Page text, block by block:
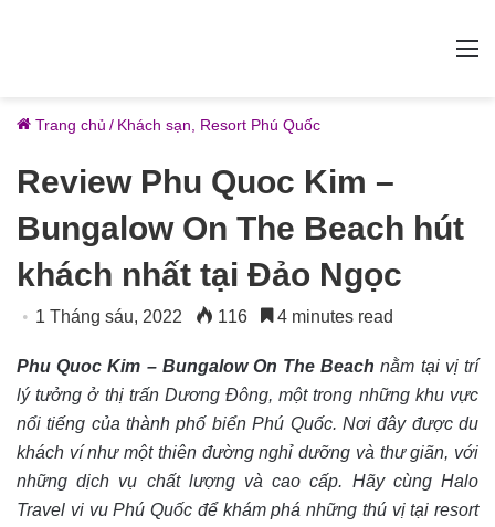
Trang chủ / Khách sạn, Resort Phú Quốc
Review Phu Quoc Kim –
Bungalow On The Beach hút
khách nhất tại Đảo Ngọc
1 Tháng sáu, 2022 116 4 minutes read
Phu Quoc Kim – Bungalow On The Beach nằm tại vị trí
lý tưởng ở thị trấn Dương Đông, một trong những khu vực
nổi tiếng của thành phố biển Phú Quốc. Nơi đây được du
khách ví như một thiên đường nghỉ dưỡng và thư giãn, với
những dịch vụ chất lượng và cao cấp. Hãy cùng Halo
Travel vi vu Phú Quốc để khám phá những thú vị tại resort